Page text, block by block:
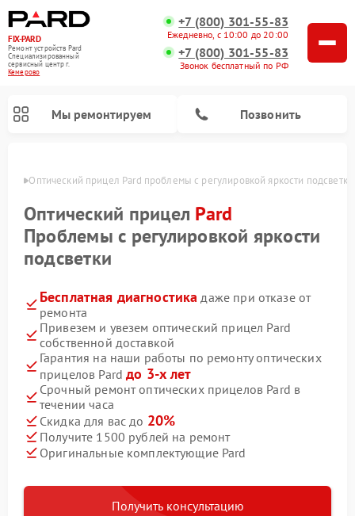
FIX-PARD
Ремонт устройств Pard
Специализированный
cервисный центр г.
Кемерово
+7 (800) 301-55-83
Ежедневно, с 10:00 до 20:00
+7 (800) 301-55-83
Звонок бесплатный по РФ
Мы ремонтируем Позвонить
Оптический прицел Pard проблемы с регулировкой яркости подсветки
Оптический прицел Pard
Проблемы с регулировкой яркости
подсветки
Бесплатная диагностика даже при отказе от
ремонта
Привезем и увезем оптический прицел Pard
собственной доставкой
Гарантия на наши работы по ремонту оптических
прицелов Pardдо 3-х лет
Срочный ремонт оптических прицелов Pard в
течении часа
Скидка для вас до 20%
Получите 1500 рублей на ремонт
Оригинальные комплектующие Pard
Получить консультацию